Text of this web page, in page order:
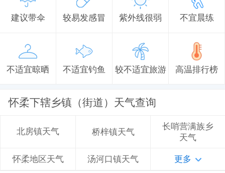
建议带伞 较易发感冒 紫外线很弱 不宜晨练
不适宜晾晒 不适宜钓鱼 较不适宜旅游 高温排行榜
怀柔下辖乡镇（街道）天气查询
北房镇天气 桥梓镇天气
长哨营满族乡
天气
怀柔地区天气 汤河口镇天气 更多